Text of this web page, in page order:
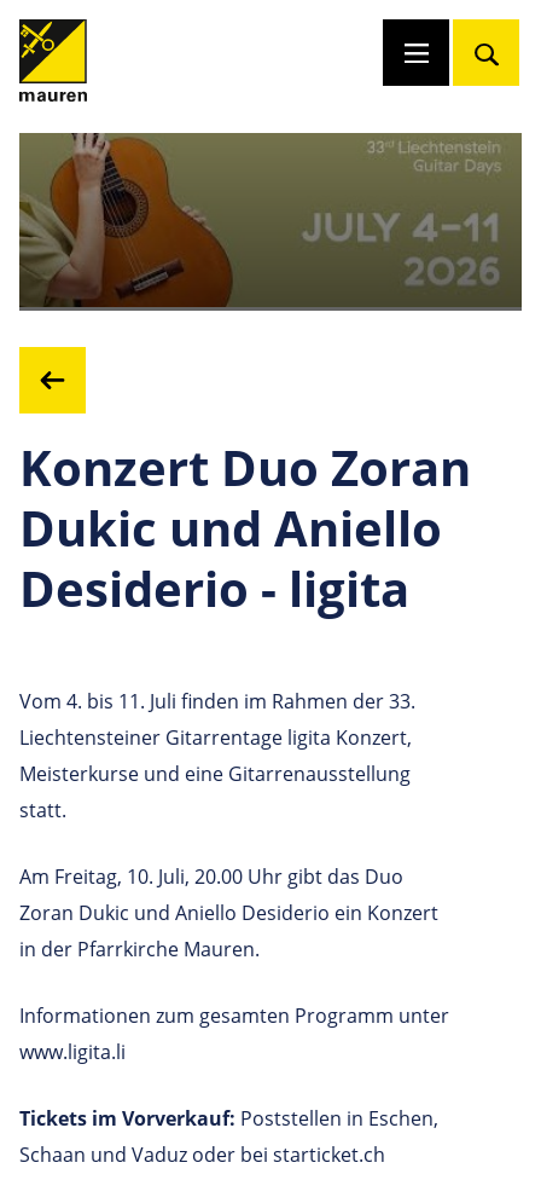
Konzert Duo Zoran
Dukic und Aniello
Desiderio - ligita
Vom 4. bis 11. Juli finden im Rahmen der 33.
Liechtensteiner Gitarrentage ligita Konzert,
Meisterkurse und eine Gitarrenausstellung
statt.
Am Freitag, 10. Juli, 20.00 Uhr gibt das Duo
Zoran Dukic und Aniello Desiderio ein Konzert
in der Pfarrkirche Mauren.
Informationen zum gesamten Programm unter
www.ligita.li
Tickets im Vorverkauf: Poststellen in Eschen,
Schaan und Vaduz oder bei starticket.ch